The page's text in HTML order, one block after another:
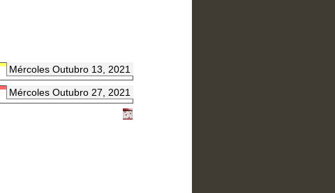
Mércoles Outubro 13, 2021
Mércoles Outubro 27, 2021